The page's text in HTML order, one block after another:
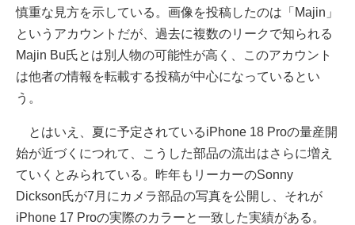
慎重な見方を示している。画像を投稿したのは「Majin」
というアカウントだが、過去に複数のリークで知られる
Majin Bu氏とは別人物の可能性が高く、このアカウント
は他者の情報を転載する投稿が中心になっているとい
う。
とはいえ、夏に予定されているiPhone 18 Proの量産開
始が近づくにつれて、こうした部品の流出はさらに増え
ていくとみられている。昨年もリーカーのSonny
Dickson氏が7月にカメラ部品の写真を公開し、それが
iPhone 17 Proの実際のカラーと一致した実績がある。